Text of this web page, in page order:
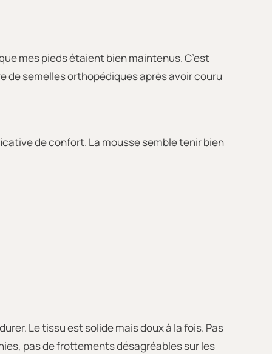
mes pieds étaient bien maintenus. C’est
de semelles orthopédiques après avoir couru
de confort. La mousse semble tenir bien
Le tissu est solide mais doux à la fois. Pas
pas de frottements désagréables sur les